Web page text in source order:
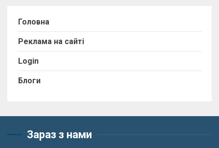
Головна
Реклама на сайті
Login
Блоги
Зараз з нами